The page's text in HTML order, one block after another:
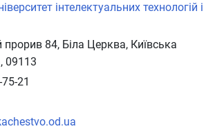
інтелектуальних технологій і
прорив 84, Біла Церква, Київська
09113
21